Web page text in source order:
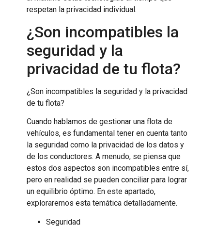
respetan la privacidad individual.
¿Son incompatibles la
seguridad y la
privacidad de tu flota?
¿Son incompatibles la seguridad y la privacidad
de tu flota?
Cuando hablamos de gestionar una flota de
vehículos, es fundamental tener en cuenta tanto
la seguridad como la privacidad de los datos y
de los conductores. A menudo, se piensa que
estos dos aspectos son incompatibles entre sí,
pero en realidad se pueden conciliar para lograr
un equilibrio óptimo. En este apartado,
exploraremos esta temática detalladamente.
Seguridad